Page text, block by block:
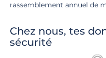
rassemblement annuel de
Chez nous, tes
sécurité